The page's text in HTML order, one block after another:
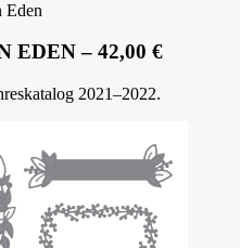
Eden
EDEN – 42,00 €
2021–2022.